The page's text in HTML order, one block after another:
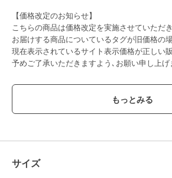
【価格改定のお知らせ】
こちらの商品は価格改定を実施させていただき
お届けする商品についているタグが旧価格の
現在表示されているサイト表示価格が正しい
予めご了承いただきますよう､お願い申し上げ
ショップ コレイズ
商品カテゴリ
サイズ